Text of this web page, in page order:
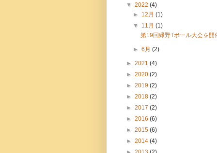
▼ 2022 (4)
► 12月(1)
▼ 11月(1)
第19回緑野Tボール大会を開
►6月(2)
► 2021 (4)
► 2020 (2)
► 2019 (2)
► 2018 (2)
► 2017 (2)
► 2016 (6)
► 2015 (6)
► 2014 (4)